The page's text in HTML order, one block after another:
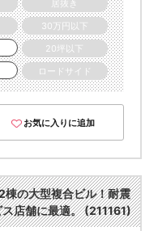
居抜き
30万円以下
20坪以下
ロードサイド
お気に入りに追加
の大型複合ビル！耐震
店舗に最適。 (211161)